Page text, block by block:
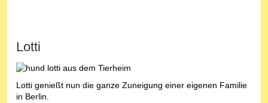
Lotti
Lotti genießt nun die ganze Zuneigung einer eigenen Familie
in Berlin.